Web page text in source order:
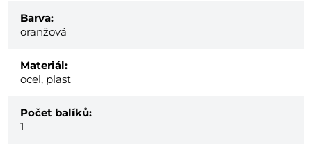
Barva:
oranžová
Materiál:
ocel, plast
Počet balíků:
1